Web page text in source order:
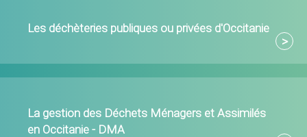
Les déchèteries publiques ou privées d'Occitanie
La gestion des Déchets Ménagers et Assimilés
en Occitanie - DMA